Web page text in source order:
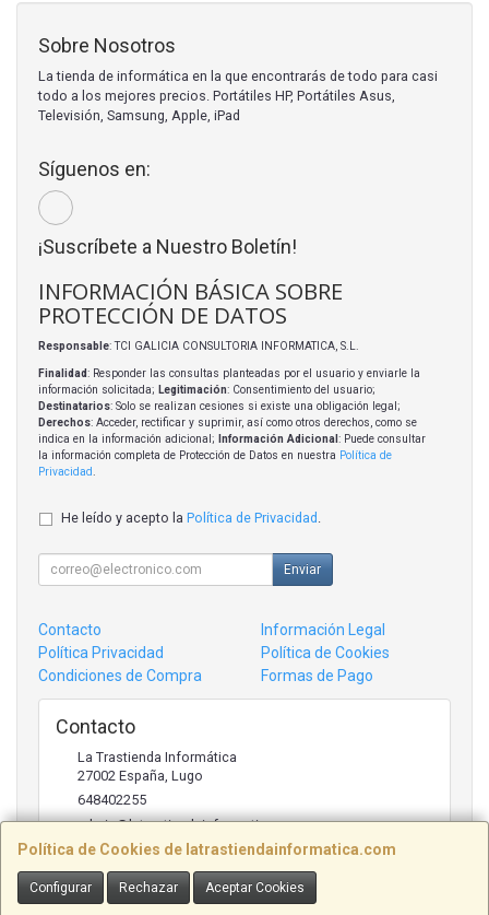
Política de Cookies de latrastiendainformatica.com
Configurar Rechazar Aceptar Cookies
Sobre Nosotros
La tienda de informática en la que encontrarás de todo para casi
todo a los mejores precios. Portátiles HP, Portátiles Asus,
Televisión, Samsung, Apple, iPad
Síguenos en:
¡Suscríbete a Nuestro Boletín!
INFORMACIÓN BÁSICA SOBRE
PROTECCIÓN DE DATOS
Responsable: TCI GALICIA CONSULTORIA INFORMATICA, S.L.
Finalidad: Responder las consultas planteadas por el usuario y enviarle la
información solicitada; Legitimación: Consentimiento del usuario;
Destinatarios: Solo se realizan cesiones si existe una obligación legal;
Derechos: Acceder, rectificar y suprimir, así como otros derechos, como se
indica en la información adicional;
Información Adicional : Puede consultar
la información completa de Protección de Datos en nuestra Política de
Privacidad
He leído y acepto la Política de Privacidad
Enviar
Contacto
Información Legal
Política Privacidad
Política de Cookies
Condiciones de Compra
Formas de Pago
Contacto
La Trastienda Informática
27002 España Lugo
648402255
admin@latrastiendainformatica.com
Horario